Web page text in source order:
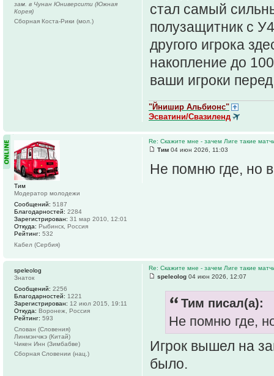
стал самый
полузащитник с
другого игрока
накопление до
ваши игроки
"Йнишир Альбионс"
Эсватини/Свазиленд
зам. в Чунан Юниверсити (Южная
Корея)
Сборная Коста-Рики (мол.)
Re: Скажите мне - зачем Лиге такие
Тим 04 июн 2026, 11:03
Не помню где, но
Тим
Модератор молодежи
Сообщений: 5187
Благодарностей: 2284
Зарегистрирован: 31 мар 2010, 12:01
Откуда: Рыбинск, Россия
Рейтинг: 532
Кабел (Сербия)
Re: Скажите мне - зачем Лиге такие
speleolog 04 июн 2026, 12:07
Тим писал(а):
Не помню где,
Игрок вышел на
было.
speleolog
Знаток
Сообщений: 2256
Благодарностей: 1221
Зарегистрирован: 12 июл 2015, 19:11
Откуда: Воронеж, Россия
Рейтинг: 593
Слован (Словения)
Линмэнчжэ (Китай)
Чикен Инн (Зимбабве)
Сборная Словении (нац.)